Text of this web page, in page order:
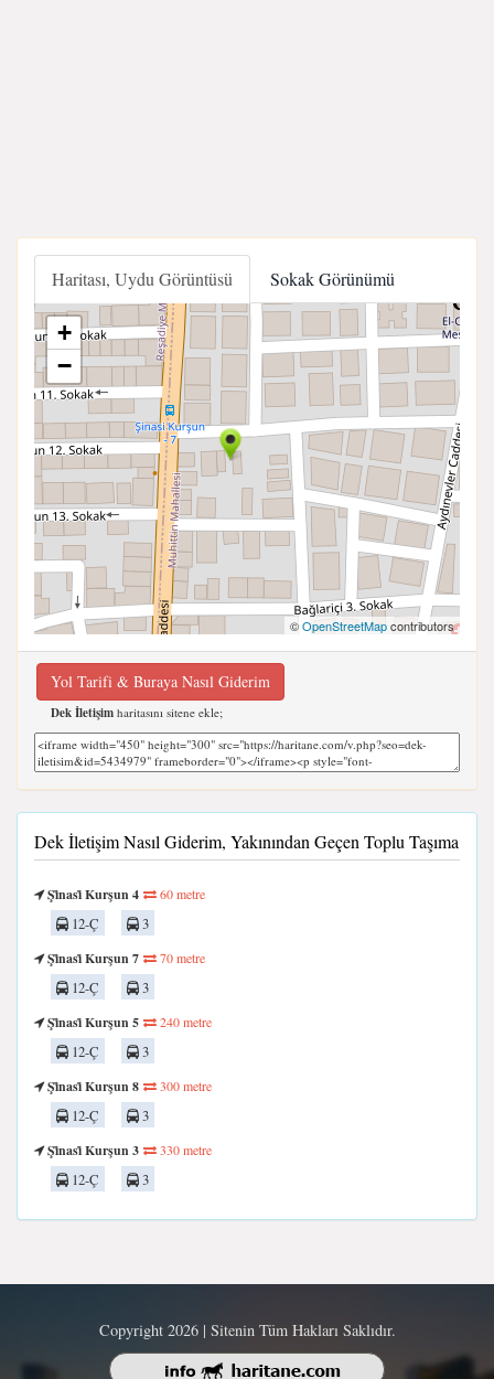
Haritası, Uydu Görüntüsü Sokak Görünümü
+
−
©OpenStreetMapcontributors
Yol Tarifi & Buraya Nasıl Giderim
Dek İletişim haritasını sitene ekle;
Dek İletişim Nasıl Giderim, Yakınından Geçen Toplu Taşıma
Şi̇nasi̇ Kurşun 4 60 metre
12-Ç
3
Şi̇nasi̇ Kurşun 7
70 metre
12-Ç
3
Şi̇nasi̇ Kurşun 5
240 metre
12-Ç
3
Şi̇nasi̇ Kurşun 8
300 metre
12-Ç
3
Şi̇nasi̇ Kurşun 3
330 metre
12-Ç 3
Copyright 2026 | Sitenin Tüm Hakları Saklıdır.